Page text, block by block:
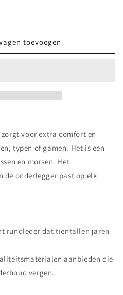
toevoegen
voor extra comfort en
typen of gamen. Het is een
en morsen. Het
onderlegger past op elk
rundleder dat tientallen jaren
aanbieden die
vergen.